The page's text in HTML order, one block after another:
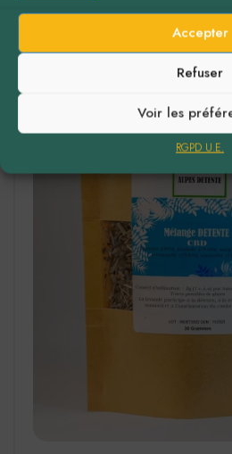
Accepter
Refuser
Voir les
RGPD U.E.